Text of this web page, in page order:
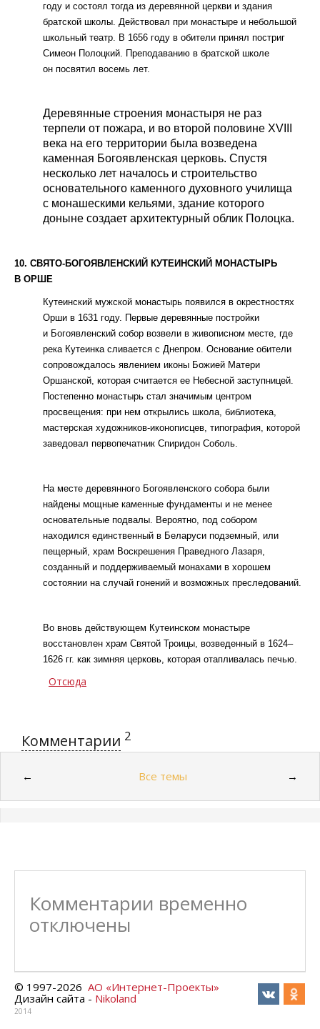
году и состоял тогда из деревянной церкви и здания
братской школы. Действовал при монастыре и небольшой
школьный театр. В 1656 году в обители принял постриг
Симеон Полоцкий. Преподаванию в братской школе
он посвятил восемь лет.
Деревянные строения монастыря не раз
терпели от пожара, и во второй половине XVIII
века на его территории была возведена
каменная Богоявленская церковь. Спустя
несколько лет началось и строительство
основательного каменного духовного училища
с монашескими кельями, здание которого
доныне создает архитектурный облик Полоцка.
10. СВЯТО-БОГОЯВЛЕНСКИЙ КУТЕИНСКИЙ МОНАСТЫРЬ
В ОРШЕ
Кутеинский мужской монастырь появился в окрестностях
Орши в 1631 году. Первые деревянные постройки
и Богоявленский собор возвели в живописном месте, где
река Кутеинка сливается с Днепром. Основание обители
сопровождалось явлением иконы Божией Матери
Оршанской, которая считается ее Небесной заступницей.
Постепенно монастырь стал значимым центром
просвещения: при нем открылись школа, библиотека,
мастерская художников-иконописцев, типография, которой
заведовал первопечатник Спиридон Соболь.
На месте деревянного Богоявленского собора были
найдены мощные каменные фундаменты и не менее
основательные подвалы. Вероятно, под собором
находился единственный в Беларуси подземный, или
пещерный, храм Воскрешения Праведного Лазаря,
созданный и поддерживаемый монахами в хорошем
состоянии на случай гонений и возможных преследований.
Во вновь действующем Кутеинском монастыре
восстановлен храм Святой Троицы, возведенный в 1624–
1626 гг. как зимняя церковь, которая отапливалась печью.
Отсюда
Комментарии 2
← Все темы →
Комментарии временно
отключены
© 1997-2026 АО «Интернет-Проекты»
Дизайн сайта - Nikoland
2014